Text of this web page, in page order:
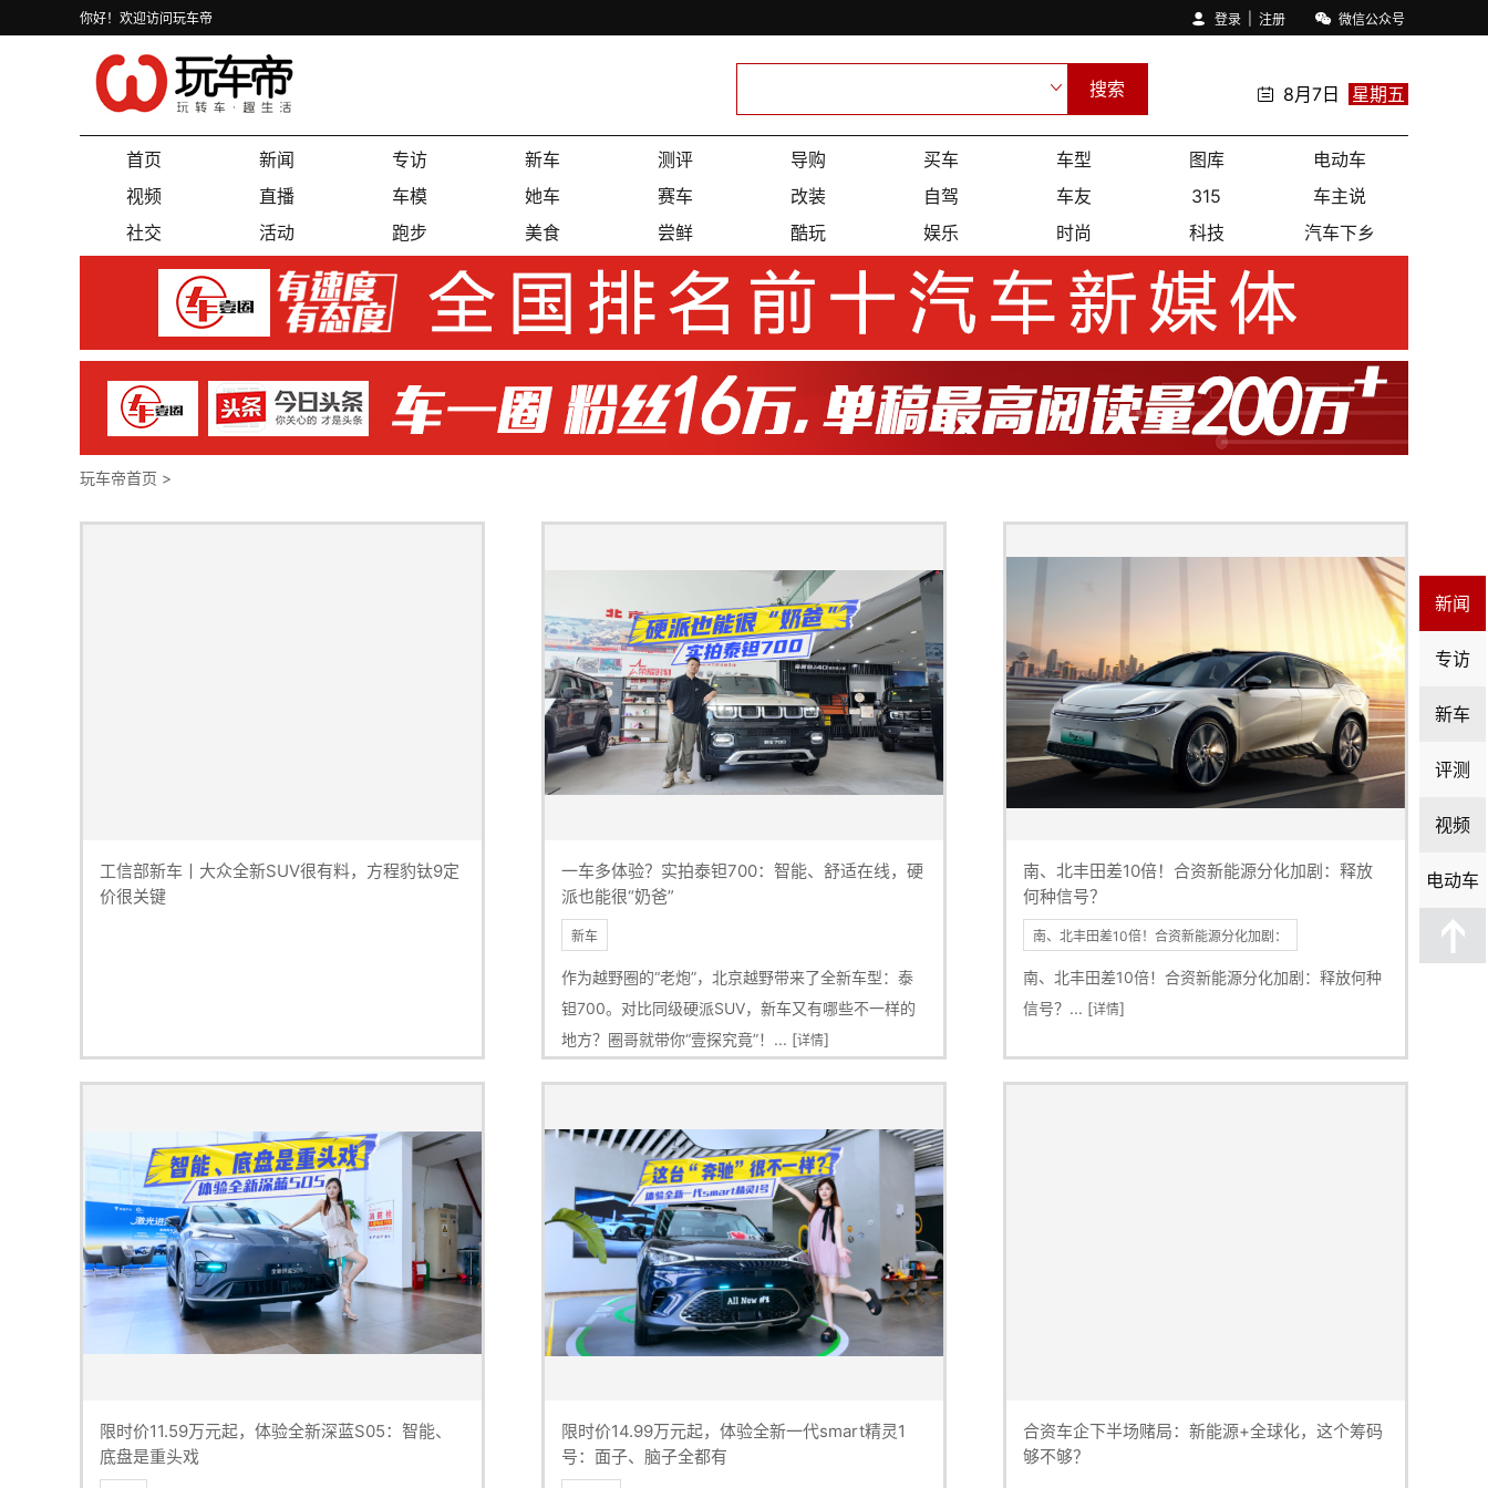
新闻
专访
新车
评测
视频
电动车
你好！欢迎访问玩车帝 登录 注册 微信公众号
搜索 8月7日 星期五
首页 新闻 专访 新车 测评 导购 买车 车型 图库
电动车
视频
直播 车模 她车 赛车 改装 自驾 车友 315
车主说
社交
活动 跑步 美食 尝鲜 酷玩 娱乐 时尚 科技 汽车下乡
玩车帝首页 >
工信部新车丨大众全新SUV很有料，方程豹钛9定
价很关键
一车多体验？实拍泰钽700：智能、舒适在线，硬
派也能很“奶爸”
新车
作为越野圈的“老炮”，北京越野带来了全新车型：泰
钽700。对比同级硬派SUV，新车又有哪些不一样的
地方？圈哥就带你“壹探究竟”！... [详情]
南、北丰田差10倍！合资新能源分化加剧：释放
何种信号？
南、北丰田差10倍！合资新能源分化加剧：
南、北丰田差10倍！合资新能源分化加剧：释放何种
信号？... [详情]
限时价11.59万元起，体验全新深蓝S05：智能、
底盘是重头戏
限时价14.99万元起，体验全新一代smart精灵1
号：面子、脑子全都有
合资车企下半场赌局：新能源+全球化，这个筹码
够不够？